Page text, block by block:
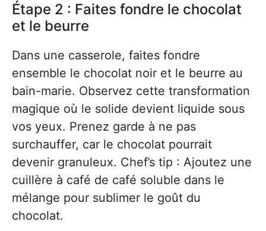
Étape 2 : Faites fondre le chocolat
et le beurre
Dans une casserole, faites fondre
ensemble le chocolat noir et le beurre au
bain-marie. Observez cette transformation
magique où le solide devient liquide sous
vos yeux. Prenez garde à ne pas
surchauffer, car le chocolat pourrait
devenir granuleux. Chef’s tip : Ajoutez une
cuillère à café de café soluble dans le
mélange pour sublimer le goût du
chocolat.